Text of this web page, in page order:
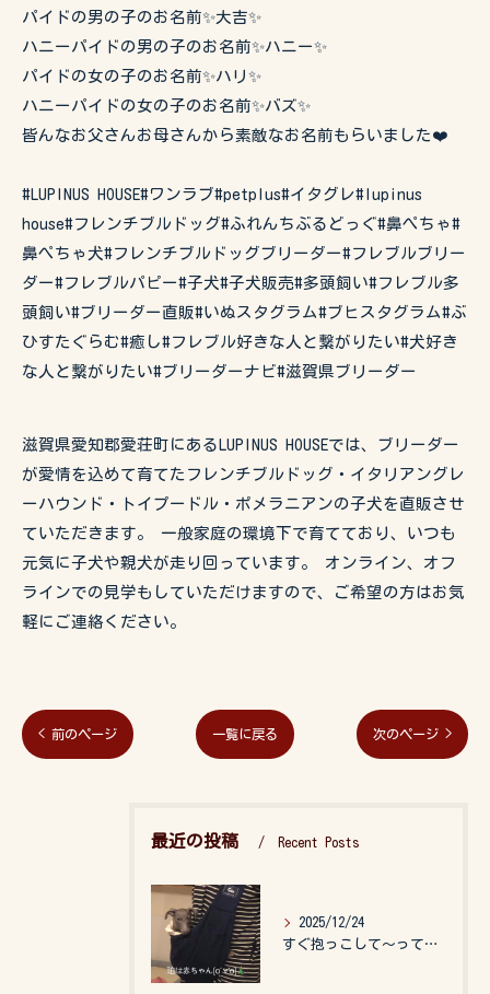
パイドの男の子のお名前✨大吉✨
ハニーパイドの男の子のお名前✨ハニー✨
パイドの女の子のお名前✨ハリ✨
ハニーパイドの女の子のお名前✨バズ✨
皆んなお父さんお母さんから素敵なお名前もらいました❤️
#LUPINUS HOUSE#ワンラブ#petplus#イタグレ#lupinus
house#フレンチブルドッグ#ふれんちぶるどっぐ#鼻ぺちゃ#
鼻ぺちゃ犬#フレンチブルドッグブリーダー#フレブルブリー
ダー#フレブルパピー#子犬#子犬販売#多頭飼い#フレブル多
頭飼い#ブリーダー直販#いぬスタグラム#ブヒスタグラム#ぶ
ひすたぐらむ#癒し#フレブル好きな人と繋がりたい#犬好き
な人と繋がりたい#ブリーダーナビ#滋賀県ブリーダー
滋賀県愛知郡愛荘町にあるLUPINUS HOUSEでは、ブリーダー
が愛情を込めて育てたフレンチブルドッグ・イタリアングレ
ーハウンド・トイプードル・ポメラニアンの子犬を直販させ
ていただきます。 一般家庭の環境下で育てており、いつも
元気に子犬や親犬が走り回っています。 オンライン、オフ
ラインでの見学もしていただけますので、ご希望の方はお気
軽にご連絡ください。
< 前のページ 一覧に戻る 次のページ >
最近の投稿 Recent Posts
2025/12/24
すぐ抱っこして〜って言うので、抱っこ紐に入れてゆらゆら☺️